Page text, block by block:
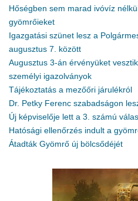
Hőségben sem marad ivóvíz
gyömrőieket
Igazgatási szünet lesz a
augusztus 7. között
Augusztus 3-án érvényüket
személyi igazolványok
Tájékoztatás a mezőőri járulékról
Dr. Petky Ferenc szabadságon
Új képviselője lett a 3. számú
Hatósági ellenőrzés indult a
Átadták Gyömrő új bölcsődéjét